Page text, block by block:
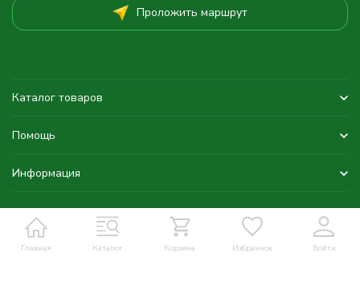
Главная Каталог Корзина Избранное Войти
Проложить маршрут
Каталог товаров
Помощь
Информация